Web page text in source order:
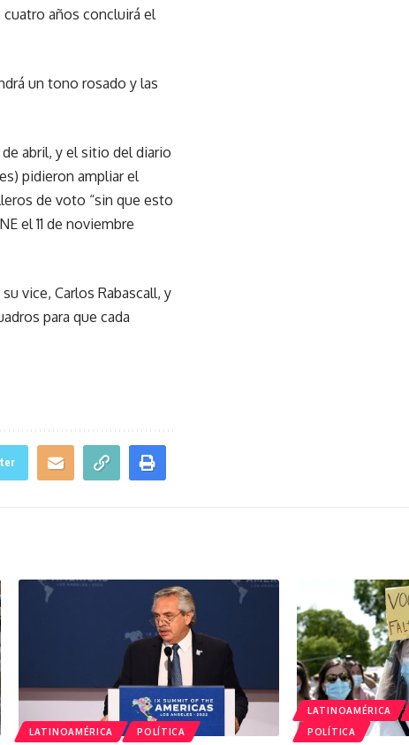
años concluirá el
un tono rosado y las
abril, y el sitio del diario
pidieron ampliar el
de voto “sin que esto
el 11 de noviembre
vice, Carlos Rabascall, y
para que cada
LATINOAMÉRICA POLÍTICA
LATINOAMÉRICA
POLÍTICA